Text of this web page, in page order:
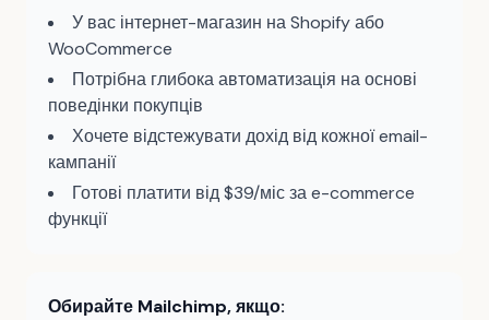
У вас інтернет-магазин на Shopify або
WooCommerce
Потрібна глибока автоматизація на основі
поведінки покупців
Хочете відстежувати дохід від кожної email-
кампанії
Готові платити від $39/міс за e-commerce
функції
Обирайте Mailchimp, якщо: